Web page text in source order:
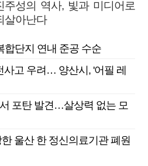
주성의 역사, 빛과 미디어로
살아난다
합단지 연내 준공 수순
고 우려… 양산시, '어필 레
포탄 발견…살상력 없는 모
울산 한 정신의료기관 폐원